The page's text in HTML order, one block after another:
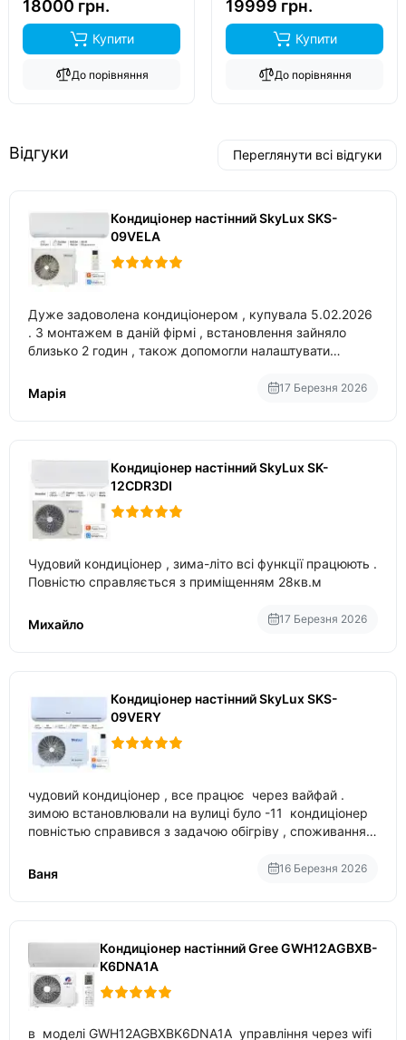
18000 грн.
Купити
До порівняння
19999 грн.
Купити
До порівняння
Відгуки Переглянути всі відгуки
Кондиціонер настінний SkyLux SKS-
09VELA
Дуже задоволена кондиціонером , купувала 5.02.2026
. З монтажем в даній фірмі , встановлення зайняло
близько 2 годин , також допомогли налаштувати
Марія
17 Березня 2026
Кондиціонер настінний SkyLux SK-
12CDR3DI
Чудовий кондиціонер , зима-літо всі функції працюють .
Повністю справляється з приміщенням 28кв.м
Михайло 17 Березня 2026
Кондиціонер настінний SkyLux SKS-
09VERY
чудовий кондиціонер , все працює через вайфай .
зимою встановлювали на вулиці було -11 кондиціонер
повністью справився з задачою обігріву , споживання
температури
Ваня 16 Березня 2026
Кондиціонер настінний Gree GWH12AGBXB-
K6DNA1A
в моделі GWH12AGBXBK6DNA1A управління через wifi